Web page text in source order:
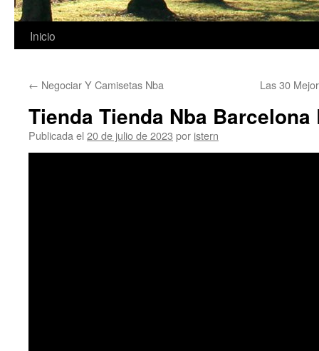
Saltar
contenido
Inicio
← Negociar Y Camisetas Nba Las 30
Tienda Tienda Nba Barcelona
Publicada el 20 de julio de 2023 por istern